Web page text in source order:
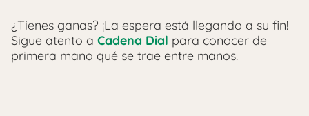
¿Tienes ganas? ¡La espera está llegando a su fin!
Sigue atento a Cadena Dial para conocer de
primera mano qué se trae entre manos.